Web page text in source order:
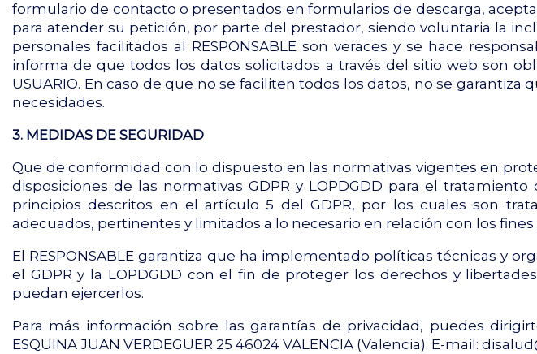
formulario de contacto o presentados en formularios de descarga,
para atender su petición, por parte del prestador, siendo voluntaria la
personales facilitados al RESPONSABLE son veraces y se hace
informa de que todos los datos solicitados a través del sitio web son
USUARIO. En caso de que no se faciliten todos los datos, no se
necesidades.
3. MEDIDAS DE SEGURIDAD
Que de conformidad con lo dispuesto en las normativas vigentes en
disposiciones de las normativas GDPR y LOPDGDD para el
principios descritos en el artículo 5 del GDPR, por los cuales son
adecuados, pertinentes y limitados a lo necesario en relación con los fines
El RESPONSABLE garantiza que ha implementado políticas técnicas y
el GDPR y la LOPDGDD con el fin de proteger los derechos y
puedan ejercerlos.
Para más información sobre las garantías de privacidad, puedes dirigirte
ESQUINA JUAN VERDEGUER 25 46024 VALENCIA (Valencia). E-mail: